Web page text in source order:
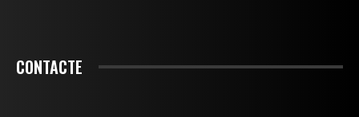
CONTACTE